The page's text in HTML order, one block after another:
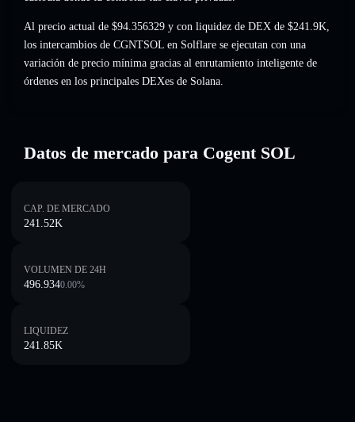
Al precio actual de $94.356329 y con liquidez de DEX de $241.9K,
los intercambios de CGNTSOL en Solflare se ejecutan con una
variación de precio mínima gracias al enrutamiento inteligente de
órdenes en los principales DEXes de Solana.
Datos de mercado para Cogent SOL
CAP. DE MERCADO
241.52K
VOLUMEN DE 24H
496.9340.00%
LIQUIDEZ
241.85K